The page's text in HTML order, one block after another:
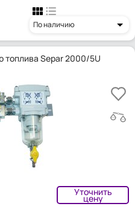
По наличию
топлива Separ 2000/5U
Уточнить
цену